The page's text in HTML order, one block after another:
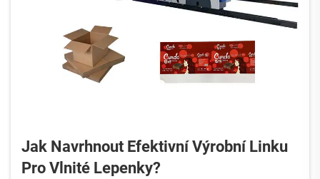
Jak Navrhnout Efektivní Výrobní Linku
Pro Vlnité Lepenky?